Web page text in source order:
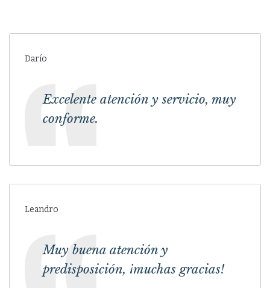
Darío
Excelente atención y servicio, muy
conforme.
Leandro
Muy buena atención y
predisposición, ¡muchas gracias!